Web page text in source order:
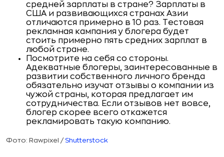
средней зарплаты в стране? Зарплаты в
США и развивающихся странах Азии
отличаются примерно в 10 раз. Тестовая
рекламная кампания у блогера будет
стоить примерно пять средних зарплат в
любой стране.
Посмотрите на себя со стороны.
Адекватные блогеры, заинтересованные в
развитии собственного личного бренда
обязательно изучат отзывы о компании из
чужой страны, которая предлагает им
сотрудничества. Если отзывов нет вовсе,
блогер скорее всего откажется
рекламировать такую компанию.
Фото: Rawpixel / Shutterstock